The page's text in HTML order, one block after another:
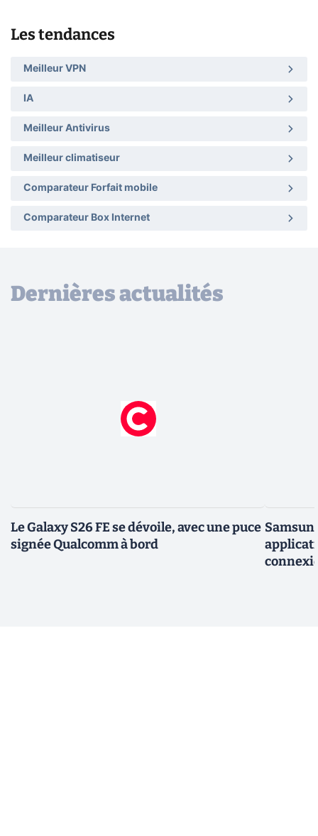
Les tendances
Meilleur VPN
IA
Meilleur Antivirus
Meilleur climatiseur
Comparateur Forfait mobile
Comparateur Box Internet
Dernières actualités
Le Galaxy S26 FE se dévoile, avec une puce
signée Qualcomm à bord